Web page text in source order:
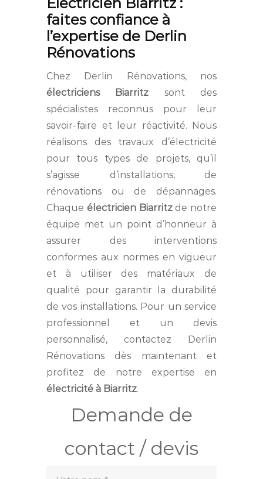
faites confiance à
l’expertise de Derlin
Rénovations
Chez Derlin Rénovations, nos
électriciens Biarritz sont des
spécialistes reconnus pour leur
savoir-faire et leur réactivité. Nous
réalisons des travaux d’électricité
pour tous types de projets, qu’il
s’agisse d’installations, de
rénovations ou de dépannages.
Chaque électricien Biarritzde notre
équipe met un point d’honneur à
assurer des interventions
conformes aux normes en vigueur
et à utiliser des matériaux de
qualité pour garantir la durabilité
de vos installations. Pour un service
professionnel et un devis
personnalisé, contactez Derlin
Rénovations dès maintenant et
profitez de notre expertise en
électricité à Biarritz.
Demande de
contact / devis